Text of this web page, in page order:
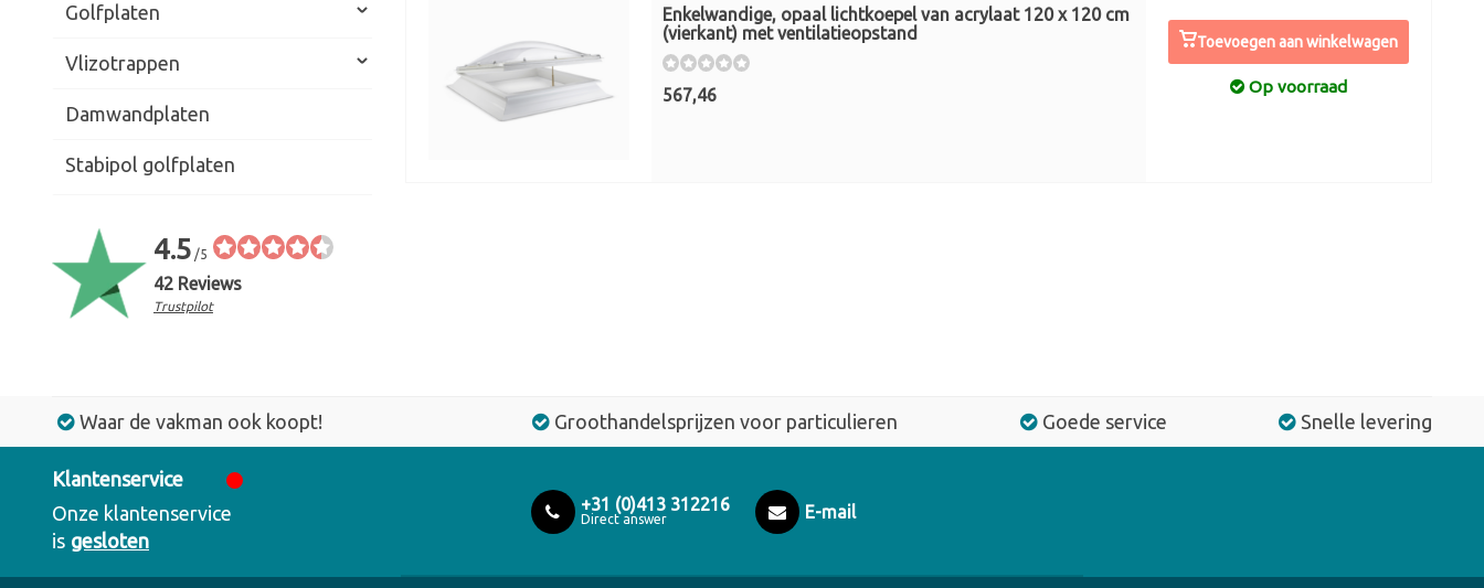
Golfplaten
Vlizotrappen
Damwandplaten
Stabipol golfplaten
4.5 /5
42 Reviews
Trustpilot
Enkelwandige, opaal lichtkoepel van acrylaat 120 x 120 cm
(vierkant) met ventilatieopstand
567,46
Toevoegen aan winkelwagen
Op voorraad
Waar de vakman ook koopt! Groothandelsprijzen voor particulieren Goede service Snelle levering
Klantenservice
Onze klantenservice
is gesloten
+31 (0)413 312216
Direct answer E-mail